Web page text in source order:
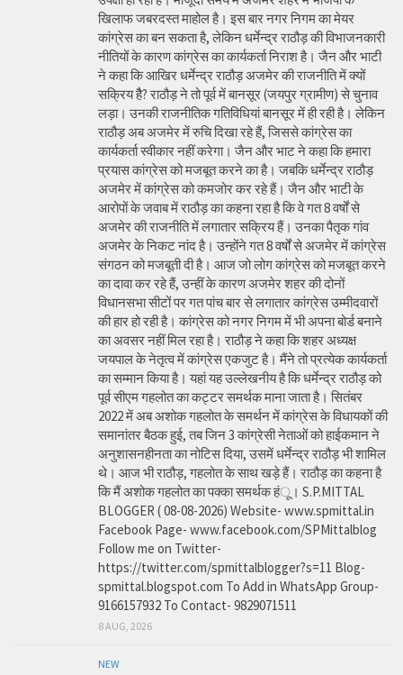
खिलाफ जबरदस्त माहोल है। इस बार नगर निगम का मेयर
कांग्रेस का बन सकता है, लेकिन धर्मेन्द्र राठौड़ की विभाजनकारी
नीतियों के कारण कांग्रेस का कार्यकर्ता निराश है। जैन और भाटी
ने कहा कि आखिर धर्मेन्द्र राठौड़ अजमेर की राजनीति में क्यों
सक्रिय हैै? राठौड़ ने तो पूर्व में बानसूर (जयपुर ग्रामीण) से चुनाव
लड़ा। उनकी राजनीतिक गतिविधियां बानसूर में ही रही है। लेकिन
राठौड़ अब अजमेर में रुचि दिखा रहे हैं, जिससे कांग्रेस का
कार्यकर्ता स्वीकार नहीं करेगा। जैन और भाट ने कहा कि हमारा
प्रयास कांग्रेस को मजबूत करने का है। जबकि धर्मेन्द्र राठौड़
अजमेर में कांग्रेस को कमजोर कर रहे हैं। जैन और भाटी के
आरोपों के जवाब में राठौड़ का कहना रहा है कि वे गत 8 वर्षों से
अजमेर की राजनीति में लगातार सक्रिय हैं। उनका पैतृक गांव
अजमेर के निकट नांद है। उन्होंने गत 8 वर्षों से अजमेर में कांग्रेस
संगठन को मजबूती दी है। आज जो लोग कांग्रेस को मजबूत करने
का दावा कर रहे हैं, उन्हीं के कारण अजमेर शहर की दोनों
विधानसभा सीटों पर गत पांच बार से लगातार कांग्रेस उम्मीदवारों
की हार हो रही है। कांग्रेस को नगर निगम में भी अपना बोर्ड बनाने
का अवसर नहीं मिल रहा है। राठौड़ ने कहा कि शहर अध्यक्ष
जयपाल के नेतृत्व में कांग्रेस एकजुट है। मैंने तो प्रत्येक कार्यकर्ता
का सम्मान किया है। यहां यह उल्लेखनीय है कि धर्मेन्द्र राठौड़ को
पूर्व सीएम गहलोत का कट्टर समर्थक माना जाता है। सितंबर
2022 में अब अशोक गहलोत के समर्थन में कांग्रेस के विधायकों की
समानांतर बैठक हुई, तब जिन 3 कांग्रेसी नेताओं को हाईकमान ने
अनुशासनहीनता का नोटिस दिया, उसमें धर्मेन्द्र राठौड़ भी शामिल
थे। आज भी राठौड़, गहलोत के साथ खड़े हैं। राठौड़ का कहना है
कि मैं अशोक गहलोत का पक्का समर्थक हंू। S.P.MITTAL
BLOGGER ( 08-08-2026) Website- www.spmittal.in
Facebook Page- www.facebook.com/SPMittalblog
Follow me on Twitter-
https://twitter.com/spmittalblogger?s=11 Blog-
spmittal.blogspot.com To Add in WhatsApp Group-
9166157932 To Contact- 9829071511
8 AUG, 2026
NEW